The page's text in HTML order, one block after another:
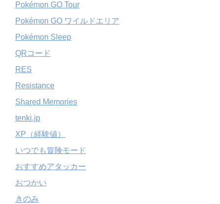
Pokémon GO Tour
Pokémon GO ワイルドエリア
Pokémon Sleep
QRコード
RES
Resistance
Shared Memories
tenki.jp
XP（経験値）
いつでも冒険モード
おすすめアタッカー
おつかい
きのみ